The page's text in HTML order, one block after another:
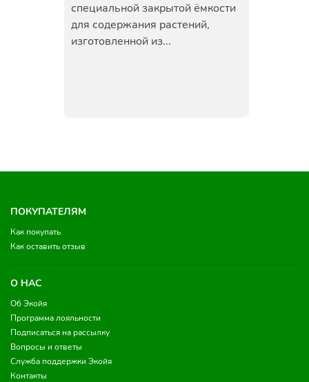
специальной закрытой ёмкости
для содержания растений,
изготовленной из...
ПОКУПАТЕЛЯМ
Как покупать
Как оставить отзыв
О НАС
Об Экойя
Программа лояльности
Подписаться на рассылку
Вопросы и ответы
Служба поддержки Экойя
Контакты